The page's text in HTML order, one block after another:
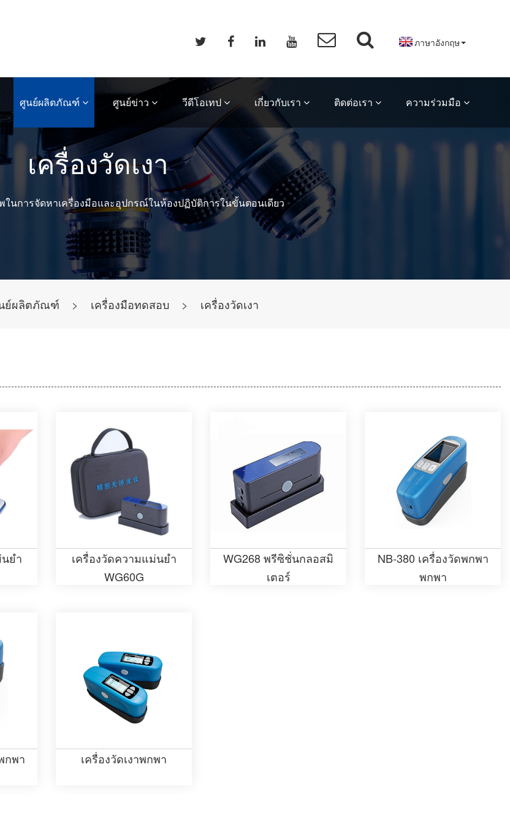
ภาษาอังกฤษ
ศูนย์ผลิตภัณฑ์ ศูนย์ข่าว วีดีโอเทป เกี่ยวกับเรา ติดต่อเรา ความร่วมมือ
เครื่องวัดเงา
ในการจัดหาเครื่องมือและอุปกรณ์ในห้องปฏิบัติการในขั้นตอนเดียว
ย์ผลิตภัณฑ์ > เครื่องมือทดสอบ > เครื่องวัดเงา
ยำ
เครื่องวัดความแม่นยำ
WG60G
WG268 พรีซิชั่นกลอสมิ
เตอร์
NB-380 เครื่องวัดพกพา
พกพา
กพา
เครื่องวัดเงาพกพา